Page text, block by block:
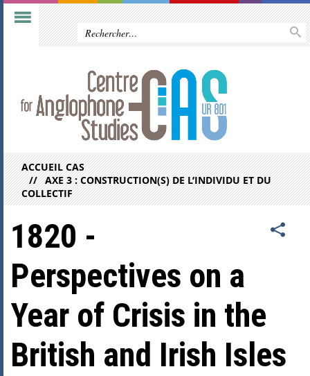
ACCUEIL CAS
AXE 3 : CONSTRUCTION(S) DE L’INDIVIDU ET DU
COLLECTIF
1820 -
Perspectives on a
Year of Crisis in the
British and Irish Isles